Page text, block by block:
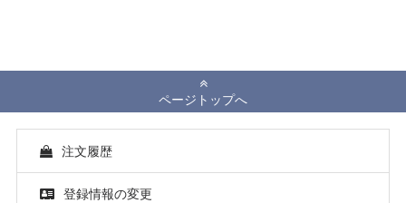
ページトップへ
注文履歴
登録情報の変更